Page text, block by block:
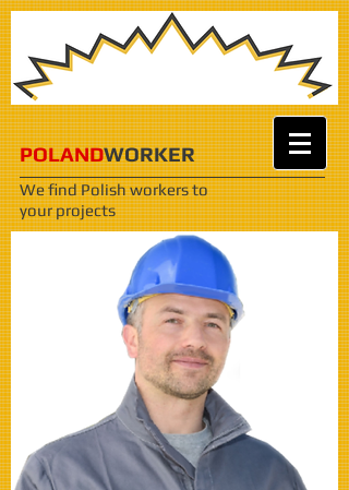
POLANDWORKER
We find Polish workersto
your projects